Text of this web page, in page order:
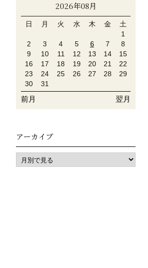
2026年08月
日 月 火 水 木 金
土
1
2
3 4 5 6 7
8
9
10 11 12 13 14
15
16
17 18 19 20 21
22
23
24 25 26 27 28
29
30
31
前月 翌月
アーカイブ